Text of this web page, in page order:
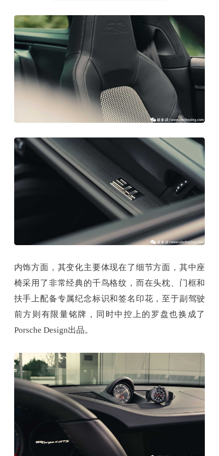
内饰方面，其变化主要体现在了细节方面，其中座
椅采用了非常经典的千鸟格纹，而在头枕、门框和
扶手上配备专属纪念标识和签名印花，至于副驾驶
前方则有限量铭牌，同时中控上的罗盘也换成了
Porsche Design出品。